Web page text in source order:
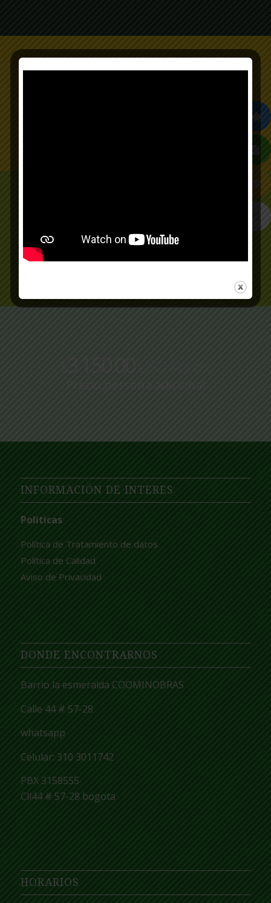
$1610USD
Precio Afiliado
INFORMACIÓN DE INTERES
Políticas
Política de Tratamiento de datos
Política de Calidad
Aviso de Privacidad
DONDE ENCONTRARNOS
Barrio la esmeralda COOMINOBRAS
Calle 44 # 57-28
whatsapp
Celular: 310 3011742
PBX 3158555
Cll44 # 57-28 bogota
HORARIOS